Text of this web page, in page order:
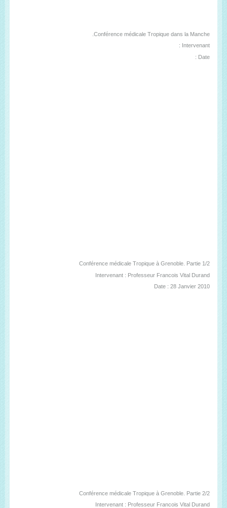
Conférence médicale Tropique dans la Manche.
Intervenant :
Date :
Conférence médicale Tropique à Grenoble. Partie 1/2
Intervenant : Professeur Francois Vital Durand
Date : 28 Janvier 2010
Conférence médicale Tropique à Grenoble. Partie 2/2
Intervenant : Professeur Francois Vital Durand